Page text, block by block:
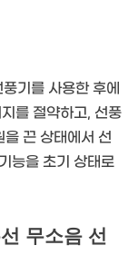
기를 사용한 후에
를 절약하고, 선풍
끈 상태에서 선
능을 초기 상태로
무소음 선